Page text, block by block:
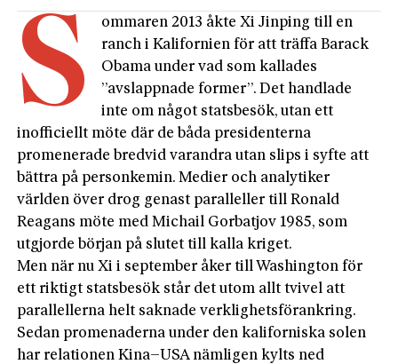
S
ommaren 2013 åkte Xi Jinping till en
ranch i Kalifornien för att träffa Barack
Obama under vad som kallades
”avslappnade former”. Det handlade
inte om något statsbesök, utan ett
inofficiellt möte där de båda presidenterna
promenerade bredvid varandra utan slips i syfte att
bättra på personkemin. Medier och analytiker
världen över drog genast paralleller till Ronald
Reagans möte med Michail Gorbatjov 1985, som
utgjorde början på slutet till kalla kriget.
Men när nu Xi i september åker till Washington för
ett riktigt statsbesök står det utom allt tvivel att
parallellerna helt saknade verklighetsförankring.
Sedan promenaderna under den kaliforniska solen
har relationen Kina–USA nämligen kylts ned